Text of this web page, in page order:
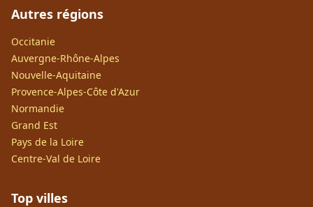
Autres régions
Occitanie
Auvergne-Rhône-Alpes
Nouvelle-Aquitaine
Provence-Alpes-Côte d'Azur
Normandie
Grand Est
Pays de la Loire
Centre-Val de Loire
Top villes